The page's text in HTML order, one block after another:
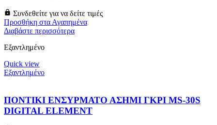
Συνδεθείτε για να δείτε τιμές
Προσθήκη στα Αγαπημένα
Διαβάστε περισσότερα
Εξαντλημένο
Quick view
Εξαντλημένο
ΠΟΝΤΙΚΙ ΕΝΣΥΡΜΑΤΟ ΑΣΗΜΙ ΓΚΡΙ MS-30S
DIGITAL ELEMENT